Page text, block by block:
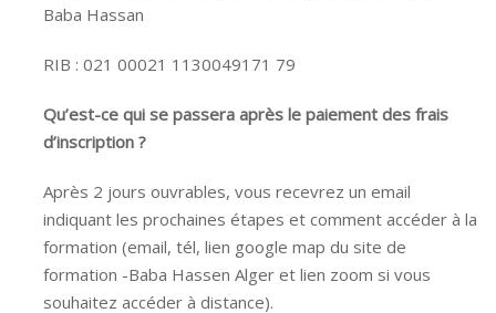
Baba Hassan
RIB : 021 00021 1130049171 79
Qu’est-ce qui se passera après le paiement des frais
d’inscription ?
Après 2 jours ouvrables, vous recevrez un email
indiquant les prochaines étapes et comment accéder à la
formation (email, tél, lien google map du site de
formation -Baba Hassen Alger et lien zoom si vous
souhaitez accéder à distance).